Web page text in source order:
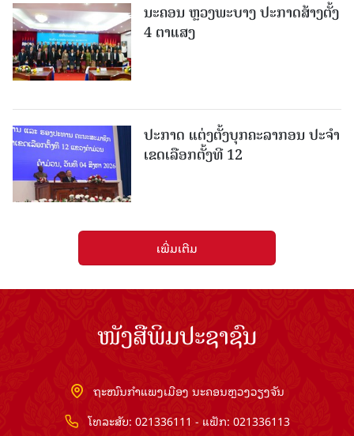
ນະຄອນ ຫຼວງພະບາງ ປະ​ກາດ​ສ້າງ​ຕັ້ງ
4 ຕາແສງ
ປະກາດ ແຕ່ງຕັ້ງບຸກຄະລາກອນ ປະຈໍາ
ເຂດເລືອກຕັ້ງທີ 12
ເພີ່ມເຕີມ
ໜັງສືພິມປະຊາຊົນ
ຖະໜົນກຳແພງເມືອງ ນະຄອນຫຼວງວຽງຈັນ
ໂທລະສັບ: 021336111 - ແຟັກ: 021336113